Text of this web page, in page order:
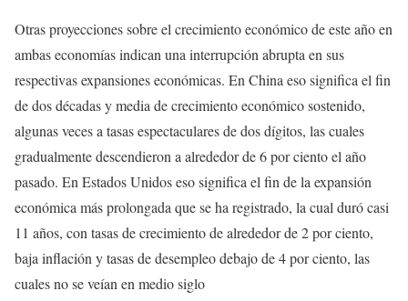
Otras proyecciones sobre el crecimiento económico de este año en
ambas economías indican una interrupción abrupta en sus
respectivas expansiones económicas. En China eso significa el fin
de dos décadas y media de crecimiento económico sostenido,
algunas veces a tasas espectaculares de dos dígitos, las cuales
gradualmente descendieron a alrededor de 6 por ciento el año
pasado. En Estados Unidos eso significa el fin de la expansión
económica más prolongada que se ha registrado, la cual duró casi
11 años, con tasas de crecimiento de alrededor de 2 por ciento,
baja inflación y tasas de desempleo debajo de 4 por ciento, las
cuales no se veían en medio siglo